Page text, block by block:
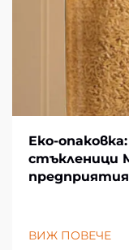
Еко-
стъкленици
предприятия
ВИЖ ПОВЕЧЕ